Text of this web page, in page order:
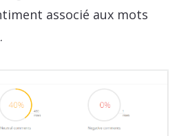
associé aux mots